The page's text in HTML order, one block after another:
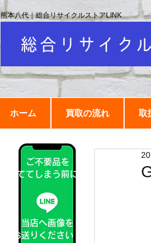
ホーム 買取の流れ 取
熊本八代｜総合リサイクルストアLINK
ご不要品を
捨ててしまう前に！
当店へ画像を
お送りください！